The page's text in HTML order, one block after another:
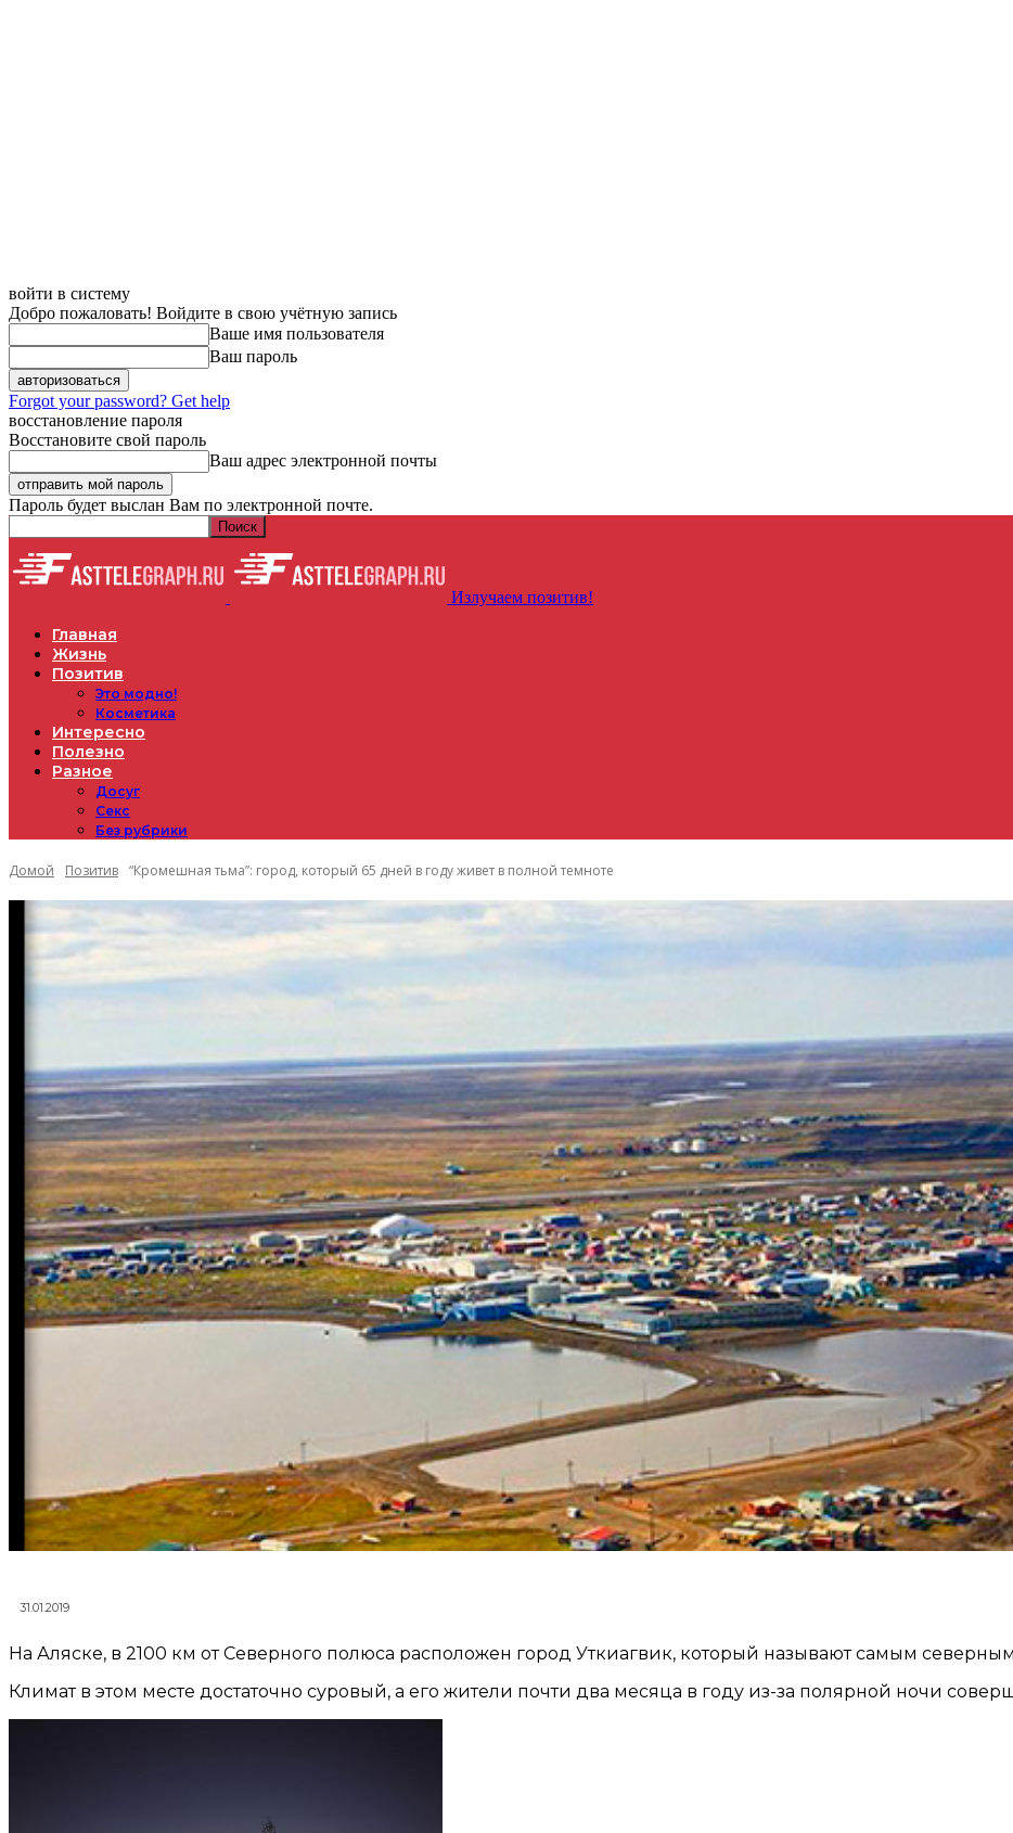
войти в систему
Добро пожаловать! Войдите в свою учётную запись
Ваше имя пользователя
Ваш пароль
Forgot your password? Get help
восстановление пароля
Восстановите свой пароль
Ваш адрес электронной почты
Пароль будет выслан Вам по электронной почте.
Излучаем позитив!
Главная
Жизнь
Позитив
Это модно!
Косметика
Интересно
Полезно
Разное
Досуг
Секс
Без рубрики
Домой Позитив “Кромешная тьма”: город, который 65 дней в году живет в полной темноте
31.01.2019
На Аляске, в 2100 км от Северного полюса расположен город Уткиагвик, который называют самым
Климат в этом месте достаточно суровый, а его жители почти два месяца в году из-за полярной ночи